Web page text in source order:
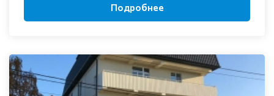
Подробнее